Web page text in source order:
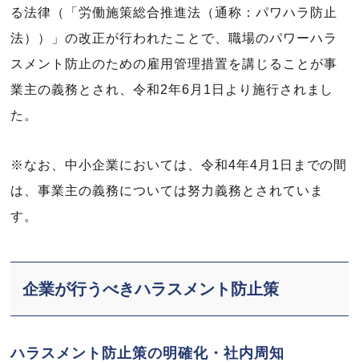
る法律（「労働施策総合推進法（通称：パワハラ防止
法））」の改正が行われたことで、職場のパワーハラ
スメント防止のための雇用管理措置を講じることが事
業主の義務とされ、令和2年6月1日より施行されまし
た。
※なお、中小企業においては、令和4年4月1日までの間
は、事業主の義務については努力義務とされていま
す。
企業が行うべきハラスメント防止策
ハラスメント防止策の明確化・社内周知